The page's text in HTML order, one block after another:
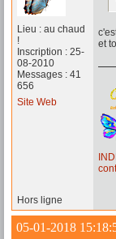
Lieu : au chaud
!
Inscription : 25-
08-2010
Messages : 41
656
Site Web
et
Hors ligne
05-01-2018